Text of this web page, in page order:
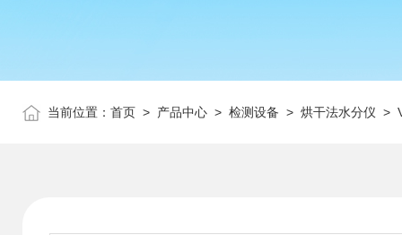
当前位置： 首页 > 产品中心 > 检测设备 > 烘干法水分仪 >